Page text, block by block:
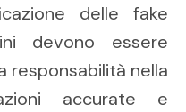
delle fake
devono essere
responsabilità nella
accurate e